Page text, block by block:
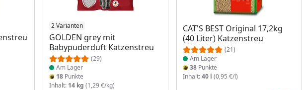
2 Varianten
GOLDEN grey mit
Babypuderduft Katzenstreu
(29)
Produkt am Lager
Am Lager
18 Punkte
Inhalt: 14 kg (1,29 €/kg)
CAT'S BEST Original 17,2kg
(40 Liter) Katzenstreu
(21)
Produkt am Lager
Am Lager
38 Punkte
Inhalt:40 l (0,95 €/l)